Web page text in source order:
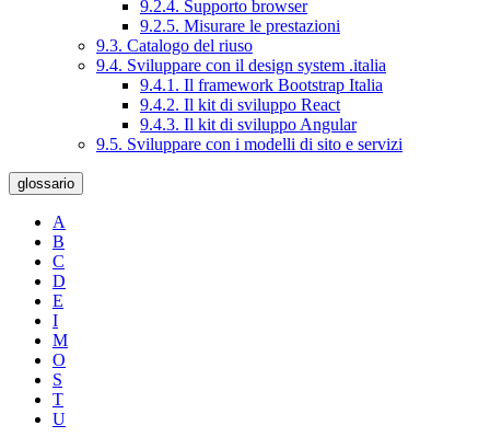
9.2.4. Supporto browser
9.2.5. Misurare le prestazioni
9.3. Catalogo del riuso
9.4. Sviluppare con il design system .italia
9.4.1. Il framework Bootstrap Italia
9.4.2. Il kit di sviluppo React
9.4.3. Il kit di sviluppo Angular
9.5. Sviluppare con i modelli di sito e servizi
glossario
A
B
C
D
E
I
M
O
S
T
U